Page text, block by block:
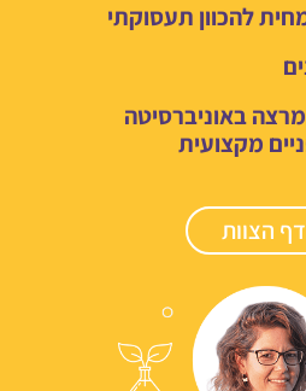
להכוון תעסוקתי
מרצה באוניברסיטה
מקצועית
הצוות